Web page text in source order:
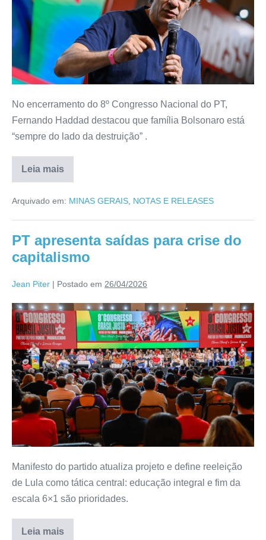
No encerramento do 8º Congresso Nacional do PT,
Fernando Haddad destacou que família Bolsonaro está
“sempre do lado da destruição” .
Leia mais
Arquivado em: MINAS GERAIS NOTAS E RELEASES
PT apresenta saídas para crise do
capitalismo
Jean Piter | Postado em 26/04/2026
Manifesto do partido atualiza projeto e define reeleição
de Lula como tática central: educação integral e fim da
escala 6×1 são prioridades.
Leia mais